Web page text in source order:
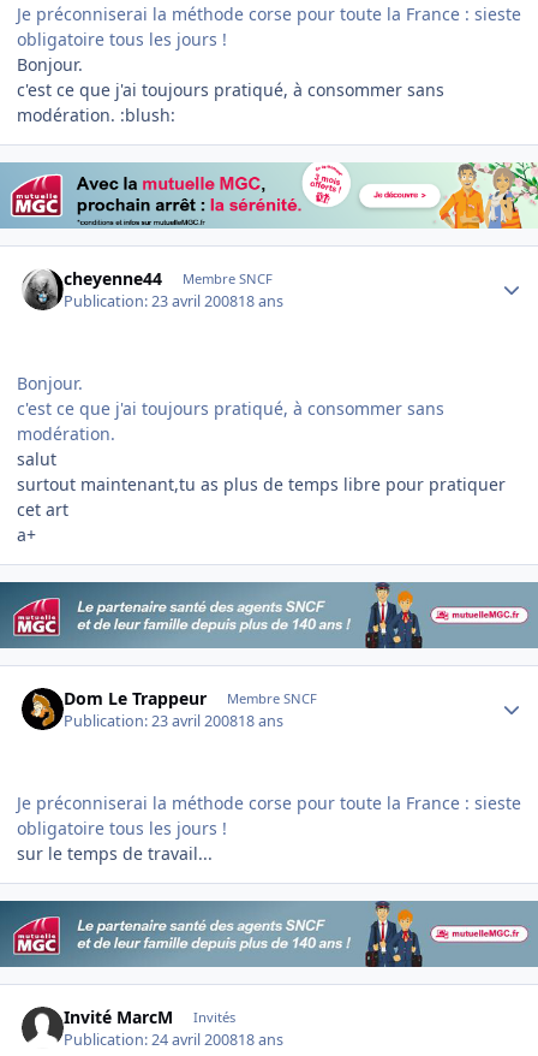
Je préconniserai la méthode corse pour toute la France : sieste
obligatoire tous les jours !
Bonjour.
c'est ce que j'ai toujours pratiqué, à consommer sans
modération. :blush:
cheyenne44 Membre SNCF
Publication:23 avril 200818 ans
Bonjour.
c'est ce que j'ai toujours pratiqué, à consommer sans
modération.
salut
surtout maintenant,tu as plus de temps libre pour pratiquer
cet art
a+
Dom Le Trappeur Membre SNCF
Publication:23 avril 200818 ans
Je préconniserai la méthode corse pour toute la France : sieste
obligatoire tous les jours !
sur le temps de travail...
Invité MarcM Invités
Publication:24 avril 200818 ans